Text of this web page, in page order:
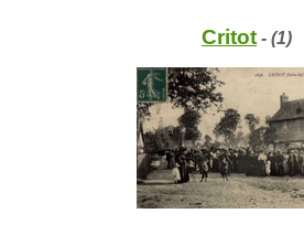
Critot - (1)